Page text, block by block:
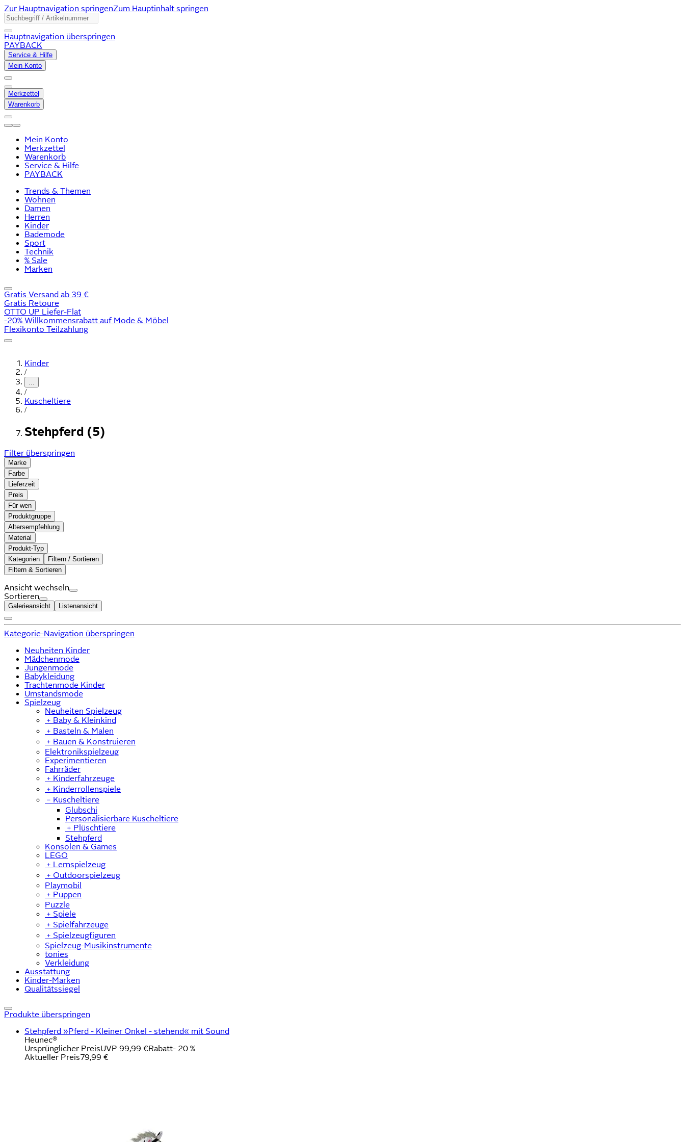
Zur Hauptnavigation springenZum Hauptinhalt springen
Hauptnavigation überspringen
PAYBACK
Service & Hilfe
Mein Konto
Merkzettel
Warenkorb
Mein Konto
Merkzettel
Warenkorb
Service & Hilfe
PAYBACK
Trends & Themen
Wohnen
Damen
Herren
Kinder
Bademode
Sport
Technik
% Sale
Marken
Gratis Versand ab 39 €
Gratis Retoure
OTTO UP Liefer-Flat
-20% Willkommensrabatt auf Mode & Möbel
Flexikonto Teilzahlung
Kinder
/
...
/
Kuscheltiere
/
Stehpferd (5)
Filter überspringen
Marke
Farbe
Lieferzeit
Preis
Für wen
Produktgruppe
Altersempfehlung
Material
Produkt-Typ
Kategorien
Filtern / Sortieren
Filtern & Sortieren
Ansicht wechseln
Sortieren
Galerieansicht Listenansicht
Kategorie-Navigation überspringen
Neuheiten Kinder
Mädchenmode
Jungenmode
Babykleidung
Trachtenmode Kinder
Umstandsmode
Spielzeug
Neuheiten Spielzeug
﹢ Baby & Kleinkind
﹢ Basteln & Malen
﹢ Bauen & Konstruieren
Elektronikspielzeug
Experimentieren
Fahrräder
﹢ Kinderfahrzeuge
﹢ Kinderrollenspiele
﹣ Kuscheltiere
Glubschi
Personalisierbare Kuscheltiere
﹢ Plüschtiere
Stehpferd
Konsolen & Games
LEGO
﹢ Lernspielzeug
﹢ Outdoorspielzeug
Playmobil
﹢ Puppen
Puzzle
﹢ Spiele
﹢ Spielfahrzeuge
﹢ Spielzeugfiguren
Spielzeug-Musikinstrumente
tonies
Verkleidung
Ausstattung
Kinder-Marken
Qualitätssiegel
Produkte überspringen
Stehpferd »Pferd - Kleiner Onkel - stehend« mit Sound
Heunec®
Ursprünglicher PreisUVP 99,99 €Rabatt- 20 %
Aktueller Preis79,99 €